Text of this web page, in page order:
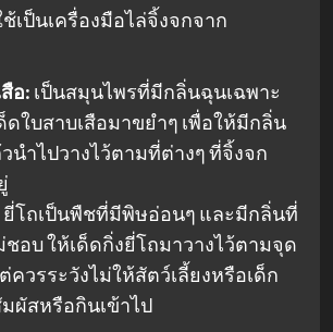
เป็นเครื่องมือไล่จิ้งจกจาก
อ: เป็นสมุนไพรที่มีกลิ่นฉุนเฉพาะ
ดใบสาบเสือมาขยำๆ เพื่อให้มีกลิ่น
นำไปวางไว้ตามที่ต่างๆ ที่จิ้งจก
ยี่โถเป็นพืชที่มีพิษอ่อนๆ และมีกลิ่นที่
ชอบ ให้เด็ดกิ่งยี่โถมาวางไว้ตามจุด
ควรระวังไม่ให้สัตว์เลี้ยงหรือเด็ก
มผัสหรือกินเข้าไป